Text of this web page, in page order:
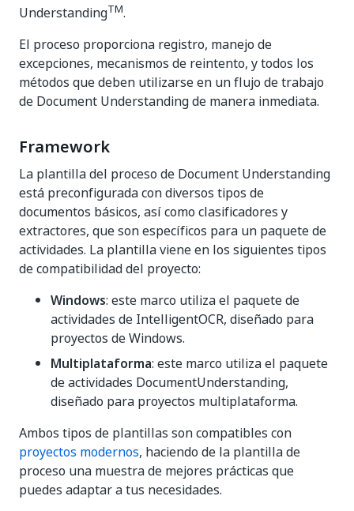
UnderstandingTM.
El proceso proporciona registro, manejo de
excepciones, mecanismos de reintento, y todos los
métodos que deben utilizarse en un flujo de trabajo
de Document Understanding de manera inmediata.
Framework
La plantilla del proceso de Document Understanding
está preconfigurada con diversos tipos de
documentos básicos, así como clasificadores y
extractores, que son específicos para un paquete de
actividades. La plantilla viene en los siguientes tipos
de compatibilidad del proyecto:
Windows: este marco utiliza el paquete de
actividades de IntelligentOCR, diseñado para
proyectos de Windows.
Multiplataforma: este marco utiliza el paquete
de actividades DocumentUnderstanding,
diseñado para proyectos multiplataforma.
Ambos tipos de plantillas son compatibles con
proyectos modernos, haciendo de la plantilla de
proceso una muestra de mejores prácticas que
puedes adaptar a tus necesidades.